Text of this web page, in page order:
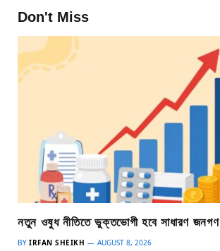
Don't Miss
নতুন ওষুধ নীতিতে ভুক্তভোগী হবে সাধারণ জনগণ
BY IRFAN SHEIKH AUGUST 8, 2026